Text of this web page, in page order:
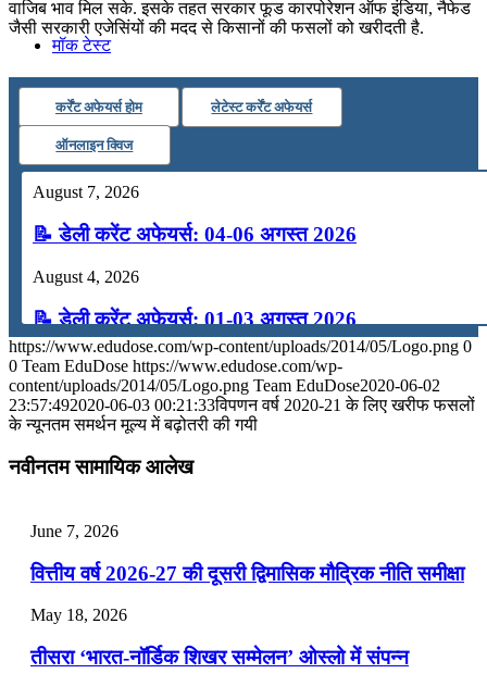
मॉक टेस्ट
टुडेज जीके
Menu Menu
वाजिब भाव मिल सके. इसके तहत सरकार फूड कारपोरेशन ऑफ इंडिया, नैफेड
जैसी सरकारी एजेसिंयों की मदद से किसानों की फसलों को खरीदती है.
कर्रेंट अफेयर्स होम लेटेस्ट कर्रेंट अफेयर्स
ऑनलाइन क्विज
August 7, 2026
📝 डेली करेंट अफेयर्स: 04-06 अगस्त 2026
August 4, 2026
📝 डेली करेंट अफेयर्स: 01-03 अगस्त 2026
July 31, 2026
📝 डेली करेंट अफेयर्स: 28-31 जुलाई 2026
July 25, 2026
📝 डेली करेंट अफेयर्स: 22-24 जुलाई 2026
July 22, 2026
📝 डेली करेंट अफेयर्स: 19-21 जुलाई 2026
https://www.edudose.com/wp-content/uploads/2014/05/Logo.png 0
0 Team EduDose https://www.edudose.com/wp-
content/uploads/2014/05/Logo.png Team EduDose2020-06-02
23:57:492020-06-03 00:21:33विपणन वर्ष 2020-21 के लिए खरीफ फसलों
के न्‍यूनतम समर्थन मूल्‍य में बढ़ोतरी की गयी
नवीनतम सामायिक आलेख
June 7, 2026
वित्तीय वर्ष 2026-27 की दूसरी द्विमासिक मौद्रिक नीति समीक्षा
May 18, 2026
तीसरा ‘भारत-नॉर्डिक शिखर सम्मेलन’ ओस्लो में संपन्न